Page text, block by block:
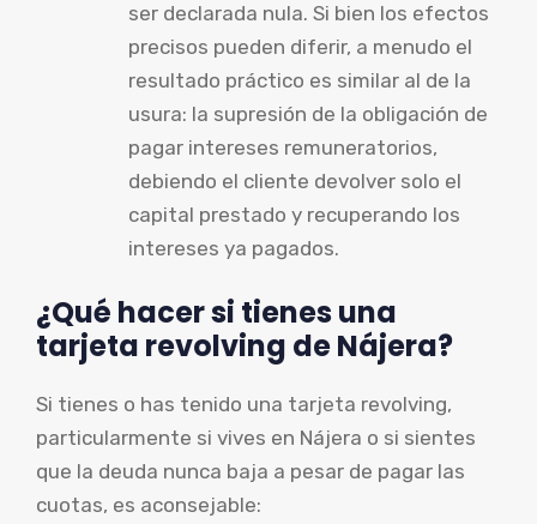
ser declarada nula. Si bien los efectos
precisos pueden diferir, a menudo el
resultado práctico es similar al de la
usura: la supresión de la obligación de
pagar intereses remuneratorios,
debiendo el cliente devolver solo el
capital prestado y recuperando los
intereses ya pagados.
¿Qué hacer si tienes una
tarjeta revolving de Nájera?
Si tienes o has tenido una tarjeta revolving,
particularmente si vives en Nájera o si sientes
que la deuda nunca baja a pesar de pagar las
cuotas, es aconsejable: